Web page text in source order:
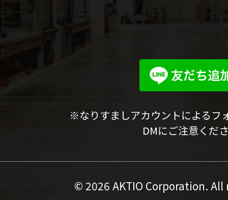
※なりすましアカウントによるフ
DMにご注意くだ
© 2026 AKTIO Corporation.